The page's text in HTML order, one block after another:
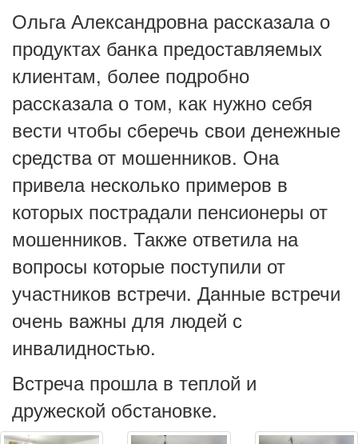
Ольга Александровна рассказала о
продуктах банка предоставляемых
клиентам, более подробно
рассказала о том, как нужно себя
вести чтобы сберечь свои денежные
средства от мошенников. Она
привела несколько примеров в
которых пострадали пенсионеры от
мошенников. Также ответила на
вопросы которые поступили от
участников встречи. Данные встречи
очень важны для людей с
инвалидностью.
Встреча прошла в теплой и
дружеской обстановке.